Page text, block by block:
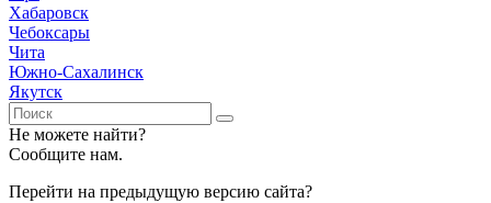
Хабаровск
Чебоксары
Чита
Южно-Сахалинск
Якутск
Не можете найти?
Сообщите нам.
Перейти на предыдущую версию сайта?